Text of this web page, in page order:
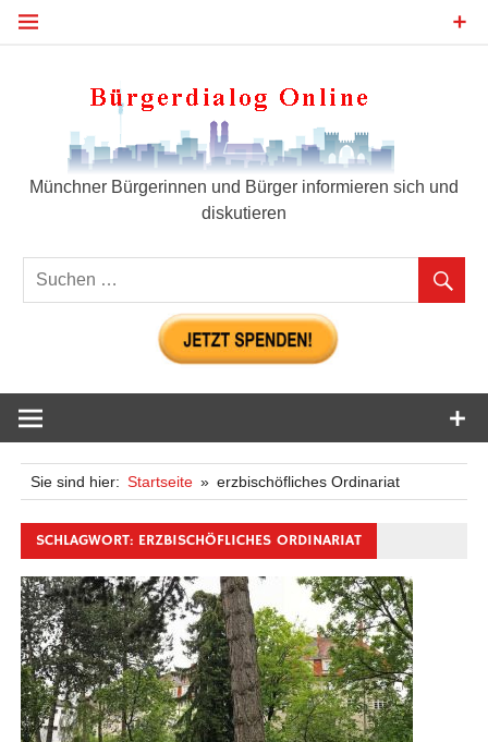
Zum
Münchner Bürgerinnen und Bürger informieren sich und
diskutieren
Sie sind hier: Startseite erzbischöfliches Ordinariat
SCHLAGWORT: ERZBISCHÖFLICHES ORDINARIAT